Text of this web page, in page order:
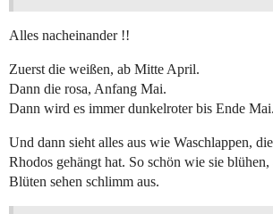
Alles nacheinander !!
Zuerst die weißen, ab Mitte April.
Dann die rosa, Anfang Mai.
Dann wird es immer dunkelroter bis Ende Mai.
Und dann sieht alles aus wie Waschlappen,
Rhodos gehängt hat. So schön wie sie
Blüten sehen schlimm aus.